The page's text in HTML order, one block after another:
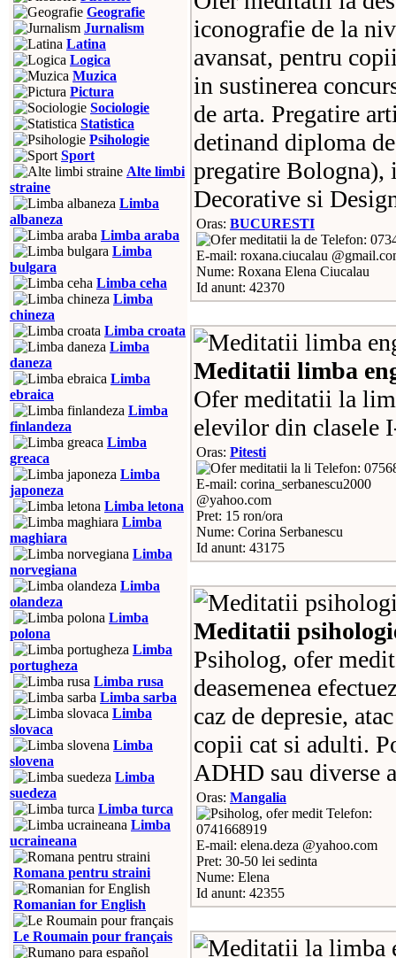
Geografie
Jurnalism
Latina
Logica
Muzica
Pictura
Sociologie
Statistica
Psihologie
Sport
Alte limbi
straine
Limba
albaneza
Limba araba
Limba
bulgara
Limba ceha
Limba
chineza
Limba croata
Limba
daneza
Limba
ebraica
Limba
finlandeza
Limba
greaca
Limba
japoneza
Limba letona
Limba
maghiara
Limba
norvegiana
Limba
olandeza
Limba
polona
Limba
portugheza
Limba rusa
Limba sarba
Limba
slovaca
Limba
slovena
Limba
suedeza
Limba turca
Limba
ucraineana
Romana pentru straini
Romanian for English
Le Roumain pour français
iconografie de la
avansat, pentru
in sustinerea
de arta. Pregatire
detinand diploma
pregatire Bologna),
Decorative si
Oras: BUCURESTI
Telefon:
E-mail: roxana.ciucalau
Nume: Roxana Elena Ciucalau
Id anunt: 42370
Meditatii limba
Ofer meditatii la
elevilor din clasele
Oras: Pitesti
Telefon:
E-mail: corina_serbanescu2000
@yahoo.com
Pret: 15 ron/ora
Nume: Corina Serbanescu
Id anunt: 43175
Meditatii
Psiholog, ofer
deasemenea
caz de depresie,
copii cat si adulti.
ADHD sau diverse
Oras: Mangalia
Telefon:
0741668919
E-mail: elena.deza @yahoo.com
Pret: 30-50 lei sedinta
Nume: Elena
Id anunt: 42355